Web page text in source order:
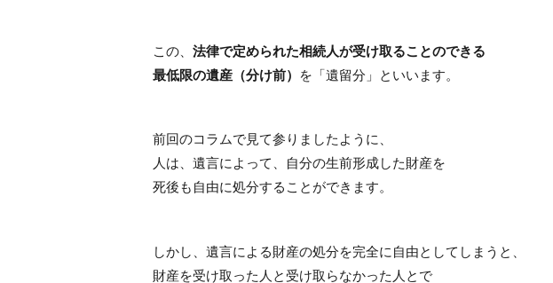
この、 法律で定められた相続人が受け取ることのできる
最低限の遺産（分け前）
を「遺留分」といいます。
前回のコラムで見て参りましたように、
人は、遺言によって、自分の生前形成した財産を
死後も自由に処分することができます。
しかし、遺言による財産の処分を完全に自由としてしまうと、
財産を受け取った人と受け取らなかった人とで